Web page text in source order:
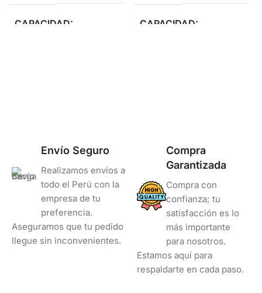
CAPACIDAD CAPACIDAD
Envío Seguro
Realizamos envíos a
todo el Perú con la
empresa de tu
preferencia.
Aseguramos que tu pedido
llegue sin inconvenientes.
Compra
Garantizada
Compra con
confianza; tu
satisfacción es lo
más importante
para nosotros.
Estamos aquí para
respaldarte en cada paso.